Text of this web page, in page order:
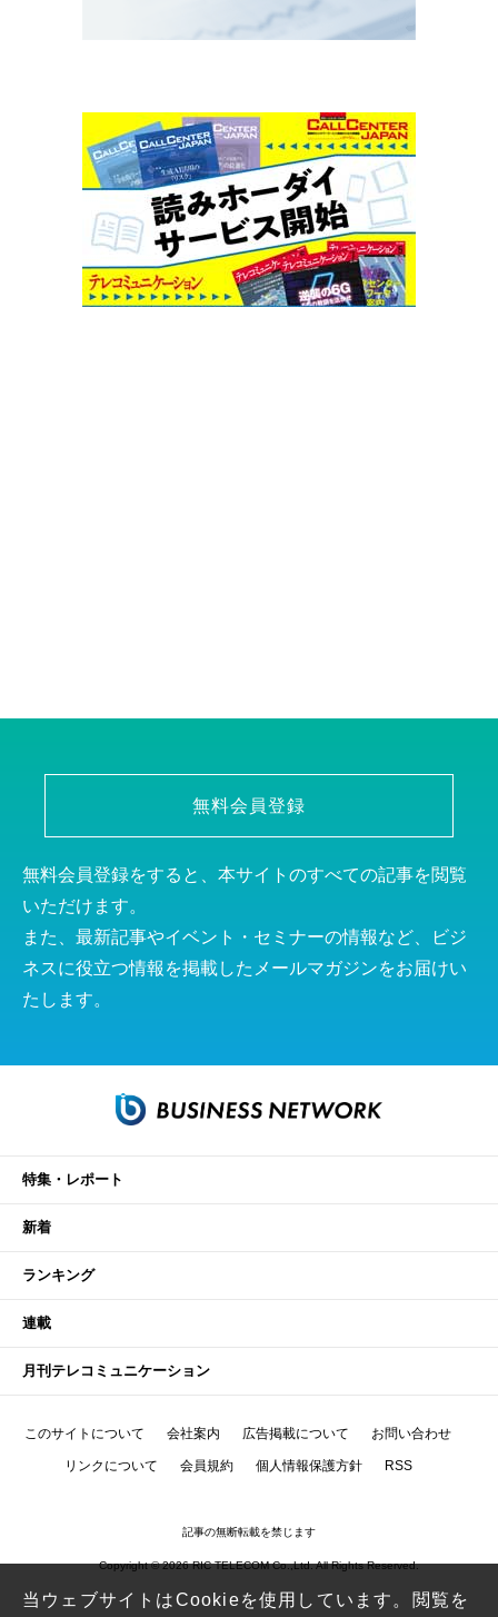
無料会員登録
無料会員登録をすると、本サイトのすべての記事を閲覧
いただけます。
また、最新記事やイベント・セミナーの情報など、ビジ
ネスに役立つ情報を掲載したメールマガジンをお届けい
たします。
特集・レポート
新着
ランキング
連載
月刊テレコミュニケーション
このサイトについて 会社案内 広告掲載について お問い合わせ
リンクについて 会員規約 個人情報保護方針 RSS
記事の無断転載を禁じます
Copyright © 2026 RIC TELECOM Co.,Ltd. All Rights Reserved.
当ウェブサイトはCookieを使用しています。閲覧を